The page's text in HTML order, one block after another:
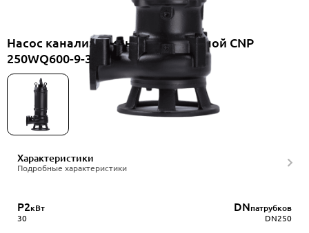
Насос канализационный погружной CNP
250WQ600-9-30ES(I)+HS250WQ
Характеристики
Подробные характеристики
P2кВт
30
DNпатрубков
DN250